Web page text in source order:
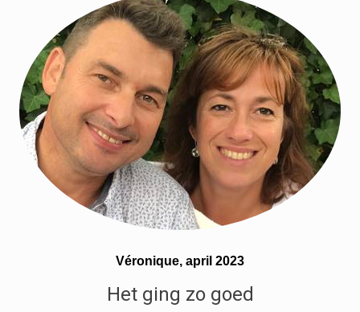
Véronique, april 2023
Het ging zo goed